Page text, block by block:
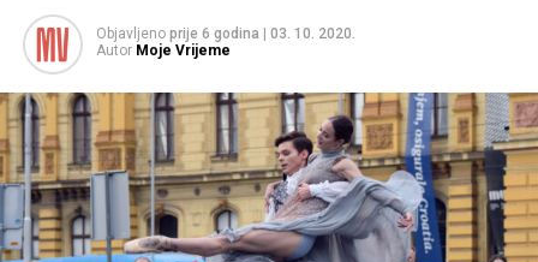
Objavljeno prije 6 godina
03. 10. 2020.
Autor Moje Vrijeme